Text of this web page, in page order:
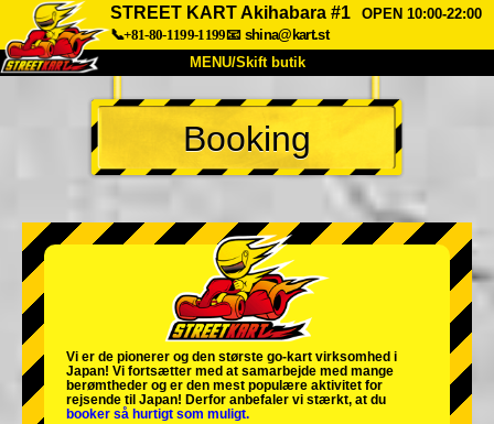
STREET KART Akihabara #1
OPEN 10:00-22:00
📞+81-80-1199-1199📧 shina@kart.st
MENU/Skift butik
TOP
Om Specifikationer Pris
Virksomhed Booking
Skift butik
Tokyo Shinagawa Tokyo Akihabara#1
Tokyo Akihabara#2
Tokyo Shibuya Annex Tokyo Bay
Tokyo Asakusa Osaka
Booking
Vi er de pionerer og den største go-kart virksomhed i
Japan! Vi fortsætter med at samarbejde med mange
berømtheder og er den mest populære aktivitet for
rejsende til Japan! Derfor anbefaler vi stærkt, at du
booker så hurtigt som muligt.